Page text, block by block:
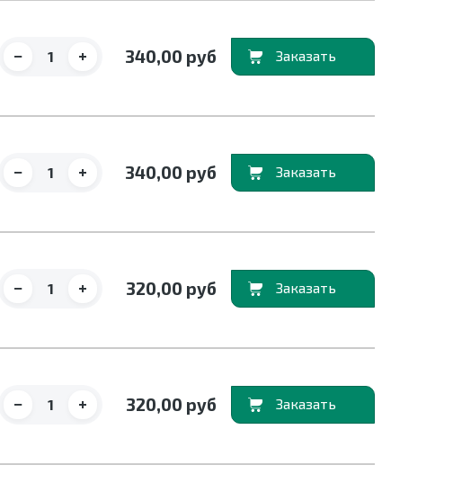
− + 340,00 рубВ корзину
− + 340,00 рубВ корзину
− + 320,00 рубВ корзину
− + 320,00 рубВ корзину